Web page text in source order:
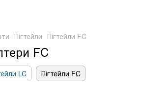
Пігтейли Пігтейли FC
FC
LC
Пігтейли FC